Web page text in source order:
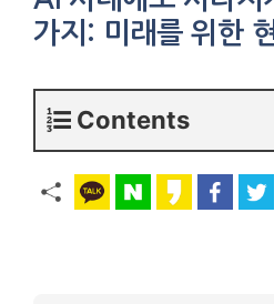
가지: 미래를 위한
Contents